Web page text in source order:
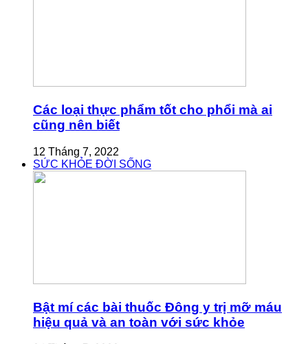
Các loại thực phẩm tốt cho phổi mà ai
cũng nên biết
12 Tháng 7, 2022
SỨC KHỎE ĐỜI SỐNG
Bật mí các bài thuốc Đông y trị mỡ máu
hiệu quả và an toàn với sức khỏe